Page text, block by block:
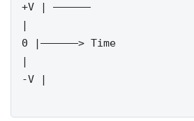
+V | —————–
0 |—————–> Time
-V |